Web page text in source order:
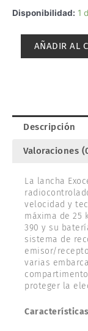
Disponibilidad: 1
LANCHA
T623
AÑADIR AL
Descripción
Valoraciones
La lancha
velocidad y
máxima de 25
390 y su
sistema de
emisor/
varias
proteger la